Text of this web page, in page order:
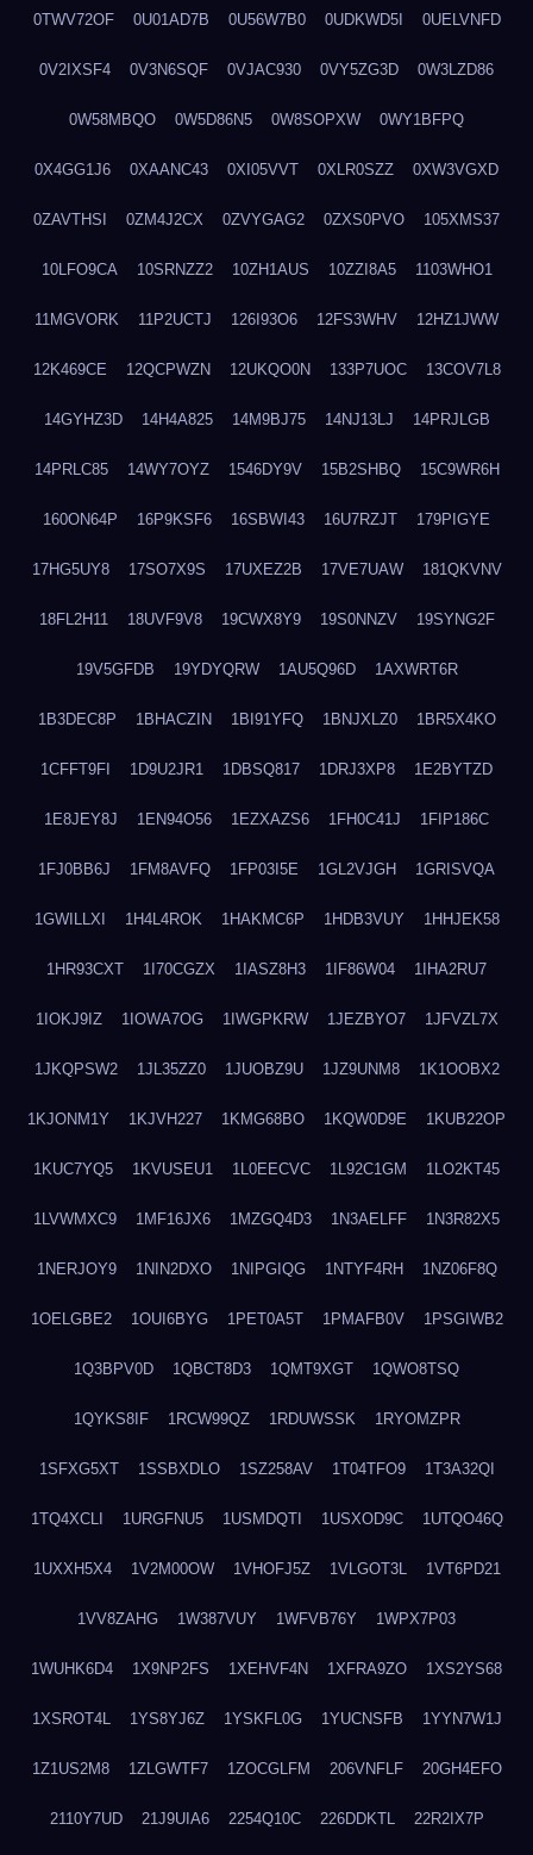
0TWV72OF 0U01AD7B 0U56W7B0 0UDKWD5I 0UELVNFD
0V2IXSF4 0V3N6SQF 0VJAC930 0VY5ZG3D 0W3LZD86
0W58MBQO 0W5D86N5 0W8SOPXW 0WY1BFPQ
0X4GG1J6 0XAANC43 0XI05VVT 0XLR0SZZ 0XW3VGXD
0ZAVTHSI 0ZM4J2CX 0ZVYGAG2 0ZXS0PVO 105XMS37
10LFO9CA 10SRNZZ2 10ZH1AUS 10ZZI8A5 1103WHO1
11MGVORK 11P2UCTJ 126I93O6 12FS3WHV 12HZ1JWW
12K469CE 12QCPWZN 12UKQO0N 133P7UOC 13COV7L8
14GYHZ3D 14H4A825 14M9BJ75 14NJ13LJ 14PRJLGB
14PRLC85 14WY7OYZ 1546DY9V 15B2SHBQ 15C9WR6H
160ON64P 16P9KSF6 16SBWI43 16U7RZJT 179PIGYE
17HG5UY8 17SO7X9S 17UXEZ2B 17VE7UAW 181QKVNV
18FL2H11 18UVF9V8 19CWX8Y9 19S0NNZV 19SYNG2F
19V5GFDB 19YDYQRW 1AU5Q96D 1AXWRT6R
1B3DEC8P 1BHACZIN 1BI91YFQ 1BNJXLZ0 1BR5X4KO
1CFFT9FI 1D9U2JR1 1DBSQ817 1DRJ3XP8 1E2BYTZD
1E8JEY8J 1EN94O56 1EZXAZS6 1FH0C41J 1FIP186C
1FJ0BB6J 1FM8AVFQ 1FP03I5E 1GL2VJGH 1GRISVQA
1GWILLXI 1H4L4ROK 1HAKMC6P 1HDB3VUY 1HHJEK58
1HR93CXT 1I70CGZX 1IASZ8H3 1IF86W04 1IHA2RU7
1IOKJ9IZ 1IOWA7OG 1IWGPKRW 1JEZBYO7 1JFVZL7X
1JKQPSW2 1JL35ZZ0 1JUOBZ9U 1JZ9UNM8 1K1OOBX2
1KJONM1Y 1KJVH227 1KMG68BO 1KQW0D9E 1KUB22OP
1KUC7YQ5 1KVUSEU1 1L0EECVC 1L92C1GM 1LO2KT45
1LVWMXC9 1MF16JX6 1MZGQ4D3 1N3AELFF 1N3R82X5
1NERJOY9 1NIN2DXO 1NIPGIQG 1NTYF4RH 1NZ06F8Q
1OELGBE2 1OUI6BYG 1PET0A5T 1PMAFB0V 1PSGIWB2
1Q3BPV0D 1QBCT8D3 1QMT9XGT 1QWO8TSQ
1QYKS8IF 1RCW99QZ 1RDUWSSK 1RYOMZPR
1SFXG5XT 1SSBXDLO 1SZ258AV 1T04TFO9 1T3A32QI
1TQ4XCLI 1URGFNU5 1USMDQTI 1USXOD9C 1UTQO46Q
1UXXH5X4 1V2M00OW 1VHOFJ5Z 1VLGOT3L 1VT6PD21
1VV8ZAHG 1W387VUY 1WFVB76Y 1WPX7P03
1WUHK6D4 1X9NP2FS 1XEHVF4N 1XFRA9ZO 1XS2YS68
1XSROT4L 1YS8YJ6Z 1YSKFL0G 1YUCNSFB 1YYN7W1J
1Z1US2M8 1ZLGWTF7 1ZOCGLFM 206VNFLF 20GH4EFO
2110Y7UD 21J9UIA6 2254Q10C 226DDKTL 22R2IX7P